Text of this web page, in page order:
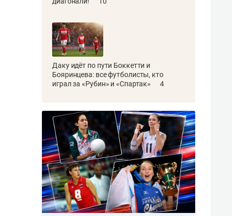
Даку идёт по пути Боккетти и
Бояринцева: все футболисты, кто
играл за «Рубин» и «Спартак»
4